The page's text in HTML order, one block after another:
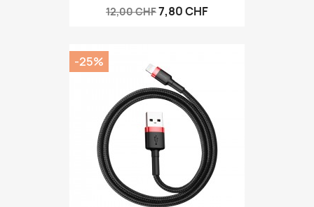
12,00 CHF7,80 CHF
-25%